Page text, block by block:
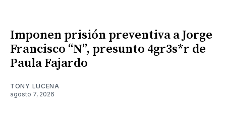
Imponen prisión preventiva a Jorge
Francisco “N”, presunto 4gr3s*r de
Paula Fajardo
TONY LUCENA
agosto 7, 2026